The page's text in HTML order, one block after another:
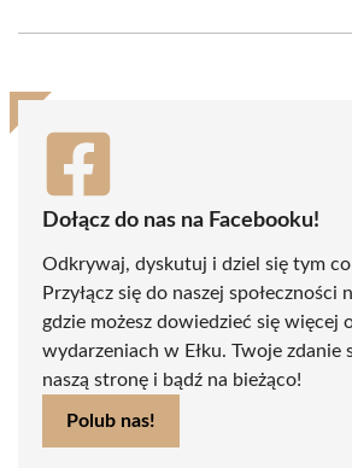
(Twitter)
Dołącz do nas na Facebooku!
Odkrywaj, dyskutuj i dziel się tym co
Przyłącz się do naszej społeczności
gdzie możesz dowiedzieć się więcej
wydarzeniach w Ełku. Twoje zdanie
naszą stronę i bądź na bieżąco!
Polub nas!